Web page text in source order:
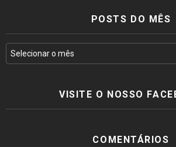
POSTS DO MÊS
VISITE O NOSSO
COMENTÁRIOS